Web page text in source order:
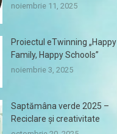
noiembrie 11, 2025
Proiectul eTwinning „Happy
Family, Happy Schools”
noiembrie 3, 2025
Saptămâna verde 2025 –
Reciclare și creativitate